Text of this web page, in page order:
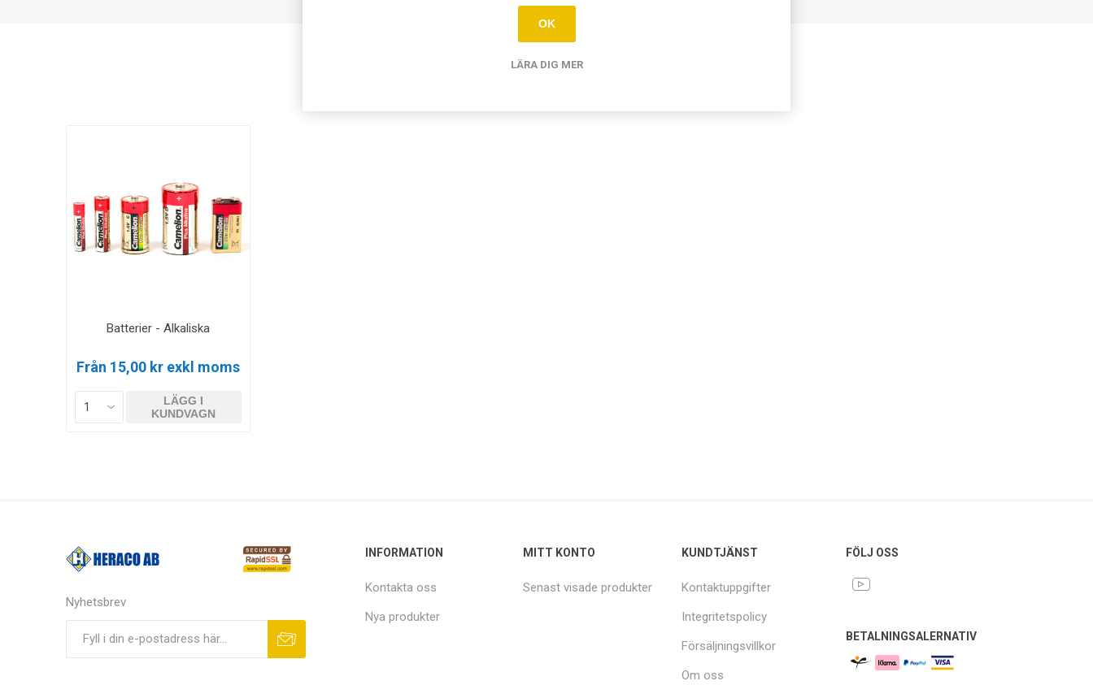
Batterier - Alkaliska
Från 15,00 kr exkl moms
LÄGG I
KUNDVAGN
Nyhetsbrev
INFORMATION
Kontakta oss
Nya produkter
MITT KONTO
Senast visade produkter
KUNDTJÄNST
Kontaktuppgifter
Integritetspolicy
Försäljningsvillkor
Om oss
FÖLJ OSS
BETALNINGSALERNATIV
OK
LÄRA DIG MER